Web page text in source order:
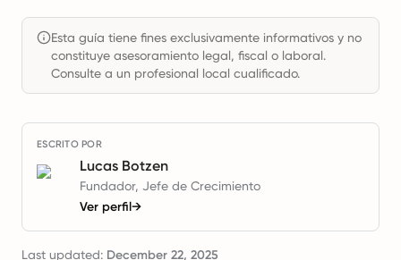
Esta guía tiene fines exclusivamente informativos y no
constituye asesoramiento legal, fiscal o laboral.
Consulte a un profesional local cualificado.
ESCRITO POR
Lucas Botzen
Fundador, Jefe de Crecimiento
Ver perfil→
Last updated: December 22, 2025